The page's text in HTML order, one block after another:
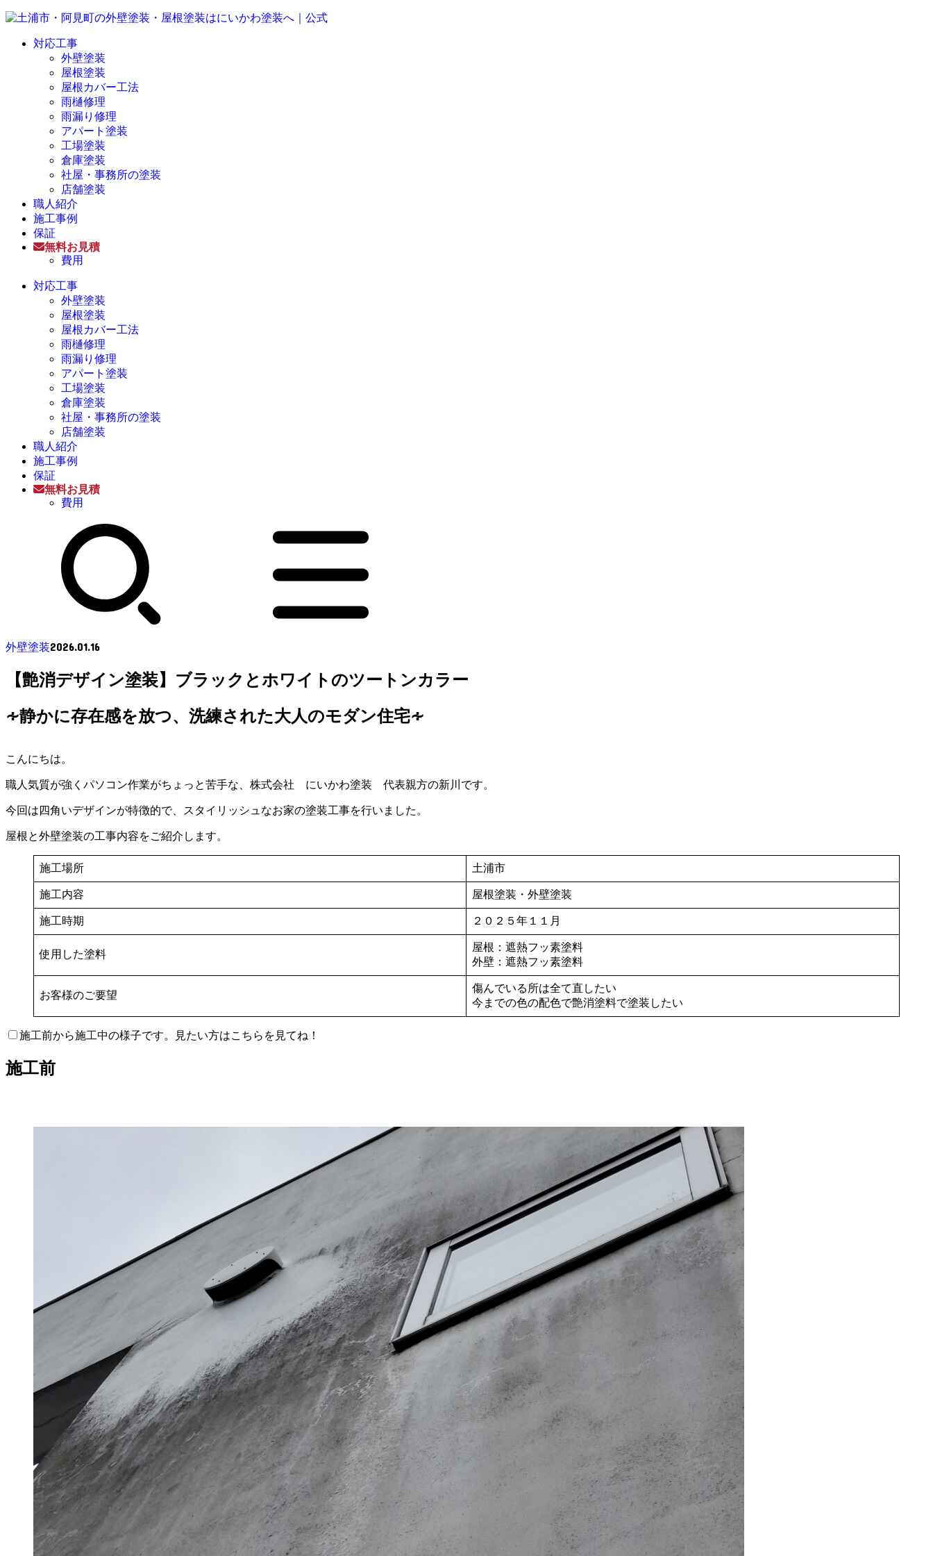
対応工事
外壁塗装
屋根塗装
屋根カバー工法
雨樋修理
雨漏り修理
アパート塗装
工場塗装
倉庫塗装
社屋・事務所の塗装
店舗塗装
職人紹介
施工事例
保証
無料お見積
費用
対応工事
外壁塗装
屋根塗装
屋根カバー工法
雨樋修理
雨漏り修理
アパート塗装
工場塗装
倉庫塗装
社屋・事務所の塗装
店舗塗装
職人紹介
施工事例
保証
無料お見積
費用
外壁塗装2026.01.16
【艶消デザイン塗装】ブラックとホワイトのツートンカラー
∻静かに存在感を放つ、洗練された大人のモダン住宅∻
こんにちは。
職人気質が強くパソコン作業がちょっと苦手な、株式会社 にいかわ塗装 代表親方の新川です。
今回は四角いデザインが特徴的で、スタイリッシュなお家の塗装工事を行いました。
屋根と外壁塗装の工事内容をご紹介します。
施工場所 土浦市
施工内容 屋根塗装・外壁塗装
施工時期 ２０２５年１１月
使用した塗料
屋根：遮熱フッ素塗料
外壁：遮熱フッ素塗料
お客様のご要望
傷んでいる所は全て直したい
今までの色の配色で艶消塗料で塗装したい
施工前から施工中の様子です。見たい方はこちらを見てね！
施工前